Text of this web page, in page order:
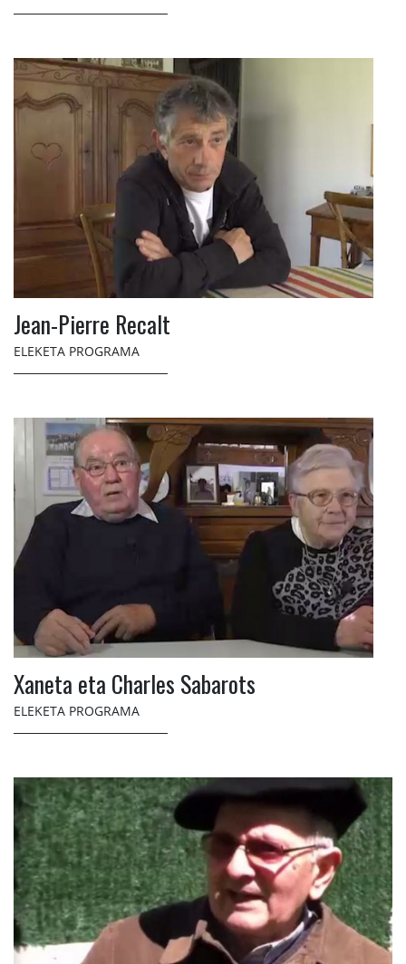
Jean-Pierre Recalt
ELEKETA PROGRAMA
Xaneta eta Charles Sabarots
ELEKETA PROGRAMA